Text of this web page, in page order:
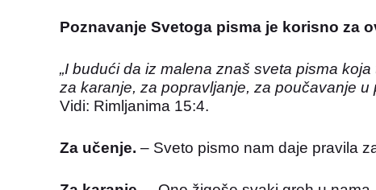
Poznavanje Svetoga pisma je korisno za
„I budući da iz malena znaš sveta pisma koja
za karanje, za popravljanje, za poučavanje
Vidi: Rimljanima 15:4.
Za učenje. – Sveto pismo nam daje pravila